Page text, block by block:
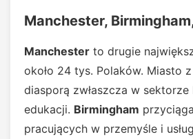
Manchester,
Manchester to drugie
około 24 tys. Polaków. Miasto
diasporą zwłaszcza w
edukacji. Birmingham
pracujących w przemyśle i